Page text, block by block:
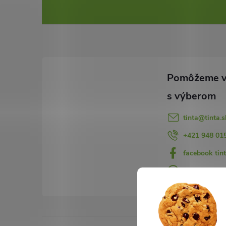
tinta@
+421 948
facebook